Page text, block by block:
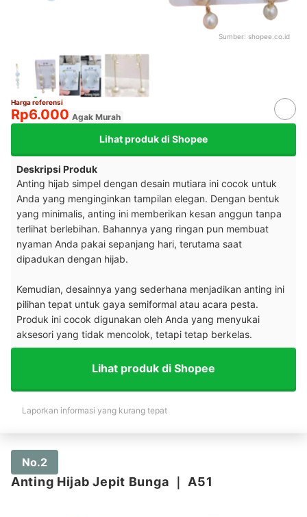
Sumber: shopee.co.id
Harga referensi
Rp6.000 Agak Murah
Lihat produk di Shopee
Deskripsi Produk
Anting hijab simpel dengan desain mutiara ini cocok untuk
Anda yang menginginkan tampilan elegan. Dengan bentuk
yang minimalis, anting ini memberikan kesan anggun tanpa
terlihat berlebihan. Bahannya yang ringan pun membuat
nyaman Anda pakai sepanjang hari, terutama saat
dipadukan dengan hijab.
Kemudian, desainnya yang sederhana menjadikan anting ini
pilihan tepat untuk gaya semiformal atau acara pesta.
Produk ini cocok digunakan oleh Anda yang menyukai
aksesori yang tidak mencolok, tetapi tetap berkelas.
Lihat produk di Shopee
Laporkan informasi yang kurang tepat
No.2
Anting Hijab Jepit Bunga ｜A51